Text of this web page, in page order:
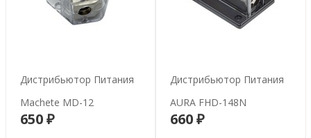
Дистрибьютор Питания
Machete MD-12
650 ₽В корзину
Дистрибьютор Питания
AURA FHD-148N
660 ₽В корзину